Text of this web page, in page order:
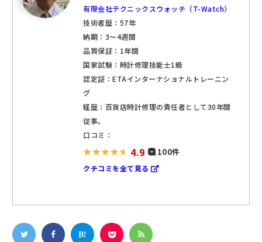
有限会社テクニックスウォッチ（T-Watch）
技術者歴：57年
納期：3～4週間
品質保証：1年間
国家試験：時計修理技能士1級
認定証：ETAインターナショナルトレーニン
グ
経歴：百貨店時計修理の責任者として30年間
従事。
口コミ：
4.9 100件
クチコミを全て見る